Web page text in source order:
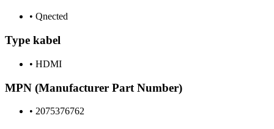
• Qnected
Type kabel
• HDMI
MPN (Manufacturer Part Number)
• 2075376762